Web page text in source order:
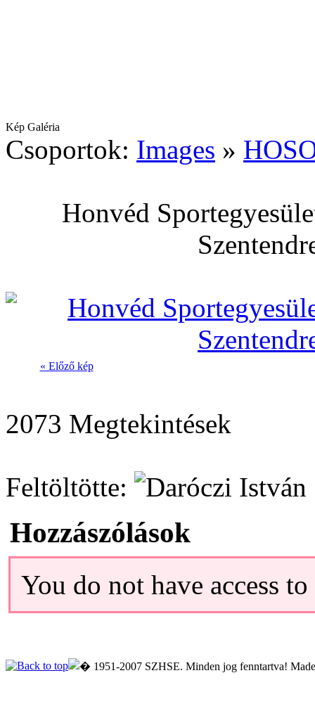
Kép Galéria
Csoportok: Images »
Honvéd
« Előző kép
2073 Megtekintések
Feltöltötte:
Hozzászólások
You do not have access